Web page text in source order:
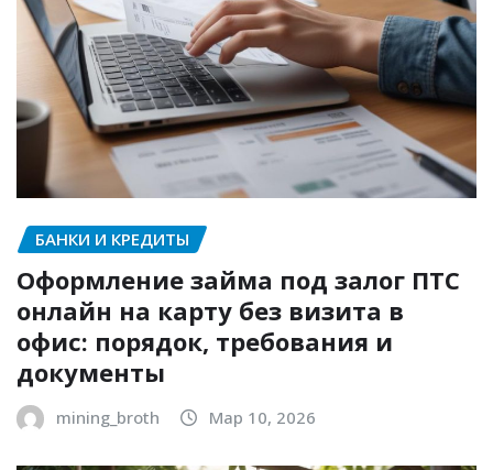
БАНКИ И КРЕДИТЫ
Оформление займа под залог ПТС
онлайн на карту без визита в
офис: порядок, требования и
документы
mining_broth Мар 10, 2026